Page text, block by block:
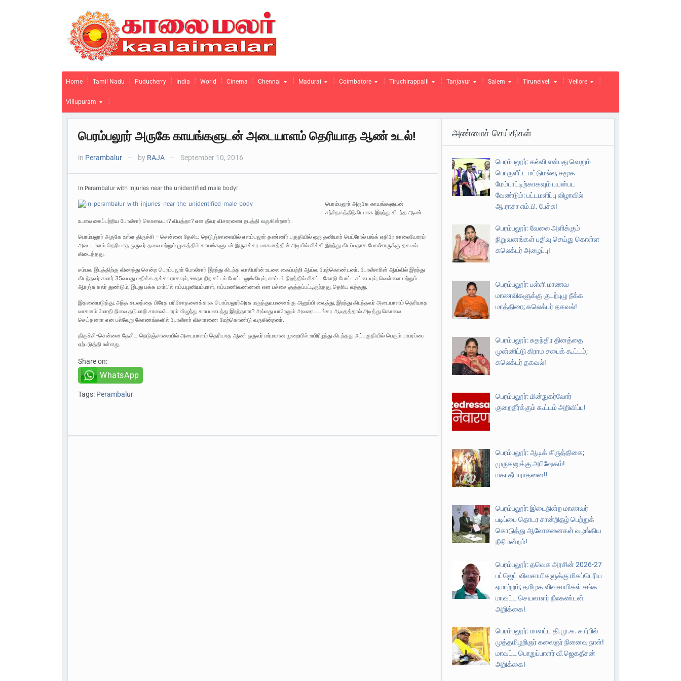
Home Tamil Nadu Puducherry India World Cinema Chennai Madurai Coimbatore Tiruchirappalli Tanjavur Salem Tirunelveli Vellore
Villupuram
பெரம்பலூர் அருகே காயங்களுடன் அடையாளம் தெரியாத ஆண் உடல்!
in Perambalur — by RAJA — September 10, 2016
In Perambalur with injuries near the unidentified male body!
பெரம்பலூர் அருகே காயங்களுடன்
சந்தேகத்திற்கிடமாக இறந்து கிடந்த ஆண்
உடலை கைப்பற்றிய போலீசார் கொலையா? விபத்தா? என தீவர விசாரணை நடத்தி வருகின்றனர்.
பெரம்பலூர் அருகே உள்ள திருச்சி – சென்னை தேசிய நெடுஞ்சாலையில் எளம்பலூர் தண்ணீர் பகுதியில் ஒரு தனியார் பெட்ரோல் பங்க் எதிரே சாலையோரம்
அடையாளம் தெரியாத ஒருவர் தலை மற்றும் முகத்தில் காயங்களுடன் இருசக்கர வாகனத்தின் அடியில் சிக்கி இறந்து கிடப்பதாக போலீசாருக்கு தகவல்
கிடைத்தது.
சம்பவ இடத்திற்கு விரைந்து சென்ற பெரம்பலூர் போலீசார் இறந்து கிடந்த வாலிபரின் உடலை கைப்பற்றி ஆய்வு மேற்கொண்டனர். போலீசாரின் ஆய்வில் இறந்து
கிடந்தவர் சுமார் 35வயது மதிக்க தக்கவராகவும், ஊதா நிற கட்டம் போட்ட லுங்கியும், சாம்பல் நிறத்தில் சிகப்பு கோடு போட்ட சட்டையும், வெள்ளை மற்றும்
ஆரஞ்சு கலர் துண்டும், இடது பக்க மார்பில் எம்.பழனியம்மாள், எம்.மணிவண்ணன் என பச்சை குத்தப்பட்டிருந்தது, தெரிய வந்தது.
இதனையடுத்து, அந்த சடலத்தை பிரேத பரிசோதனைக்காக பெரம்பலூர்அரசு மருத்துவமனைக்கு அனுப்பி வைத்து, இறந்து கிடந்தவர் அடையாளம் தெரியாத
வாகனம் மோதி நிலை தடுமாறி சாலையோரம் விழுந்து காயமடைந்து இறந்தாரா? அல்லது யாரேனும் அவரை பயங்கர ஆயுதத்தால் அடித்து கொலை
செய்தனரா என பல்வேறு கோணங்களில் போலீசார் விசாரணை மேற்கொண்டு வருகின்றனர்.
திருச்சி-சென்னை தேசிய நெடுஞ்சாலையில் அடையாளம் தெரியாத ஆண் ஒருவர் மர்மமான முறையில் உயிரிழந்து கிடந்தது அப்பகுதியில் பெரும் பரபரப்பை
ஏற்படுத்தி உள்ளது.
Share on:
WhatsApp
Tags: Perambalur
அண்மைச் செய்திகள்
பெரம்பலூர்: கல்வி என்பது வெறும்
பொருளீட்ட மட்டுமல்ல, சமூக
மேம்பாட்டிற்காகவும் பயன்பட
வேண்டும்: பட்டமளிப்பு விழாவில்
ஆ.ராசா எம்.பி. பேச்சு!
பெரம்பலூர்: வேலை அளிக்கும்
நிறுவனங்கள் பதிவு செய்து கொள்ள
கலெக்டர் அழைப்பு!
பெரம்பலூர்: பள்ளி மாணவ
மாணவிகளுக்கு குடற்புழு நீக்க
மாத்திரை; கலெக்டர் தகவல்!
பெரம்பலூர்: சுதந்திர தினத்தை
முன்னிட்டு கிராம சபைக் கூட்டம்;
கலெக்டர் தகவல்!
பெரம்பலூர்: மின்நுகர்வோர்
குறைதீர்க்கும் கூட்டம் அறிவிப்பு!
பெரம்பலூர்: ஆடிக் கிருத்திகை;
முருகனுக்கு அபிஷேகம்!
மகாதீபாராதனை!!
பெரம்பலூர்: இடைநின்ற மாணவர்
படிப்பை தொடர சான்றிதழ் பெற்றுக்
கொடுத்து ஆலோசனைகள் வழங்கிய
நீதிமன்றம்!
பெரம்பலூர்: தவெக அரசின் 2026-27
பட்ஜெட் விவசாயிகளுக்கு மிகப்பெரிய
ஏமாற்றம்; தமிழக விவசாயிகள் சங்க
மாவட்ட செயலாளர் நீலகண்டன்
அறிக்கை!
பெரம்பலூர்: மாவட்ட தி.மு.க. சார்பில்
முத்தமிழறிஞர் கலைஞர் நினைவு நாள்!
மாவட்ட பொறுப்பாளர் வீ.ஜெகதீசன்
அறிக்கை!